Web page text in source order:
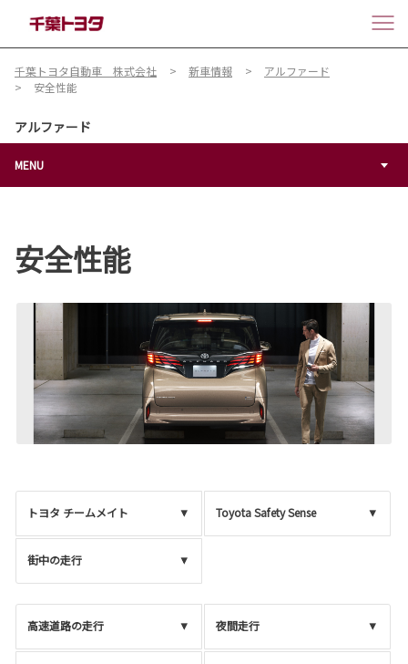
千葉トヨタ自動車 株式会社 新車情報
アルファード
安全性能
アルファード
MENU
安全性能
トヨタ チームメイト Toyota Safety Sense
街中の走行
高速道路の走行 夜間走行